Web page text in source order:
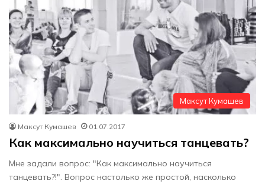
Максут Кумашев
Максут Кумашев 01.07.2017
Как максимально научиться танцевать?
Мне задали вопрос: "Как максимально научиться
танцевать?!". Вопрос настолько же простой, насколько